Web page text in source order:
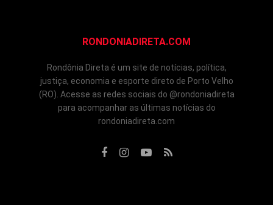
RONDONIADIRETA.COM
Rondônia Direta é um site de notícias, política,
justiça, economia e esporte direto de Porto Velho
(RO). Acesse as redes sociais do @rondoniadireta
para acompanhar as últimas notícias do
rondoniadireta.com